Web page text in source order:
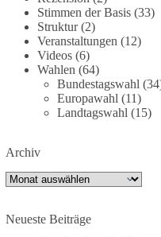
Quellen:https://apnews.com/
covid-origins-rand-paul-
https://
welt/usa-tagebuch-fauci-
#dieBasis #Corona
#Vertrauen
239 36
DieBasis
Stimmen der Basis(33)
Struktur(2)
Veranstaltungen (12)
Videos(6)
Wahlen (64)
Bundestagswahl
Europawahl (11)
Landtagswahl (15)
Archiv
Archiv
Neueste Beiträge